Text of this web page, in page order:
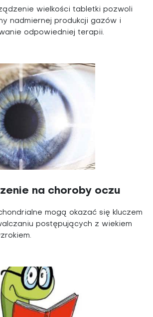
wielkości tabletki pozwoli
nadmiernej produkcji gazów i
odpowiedniej terapii.
na choroby oczu
mogą okazać się kluczem
postępujących z wiekiem